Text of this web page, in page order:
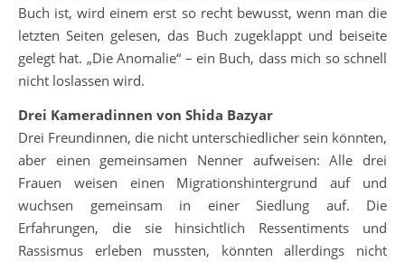
Buch ist, wird einem erst so recht bewusst, wenn man die
letzten Seiten gelesen, das Buch zugeklappt und beiseite
gelegt hat. „Die Anomalie“ – ein Buch, dass mich so schnell
nicht loslassen wird.
Drei Kameradinnen von Shida Bazyar
Drei Freundinnen, die nicht unterschiedlicher sein könnten,
aber einen gemeinsamen Nenner aufweisen: Alle drei
Frauen weisen einen Migrationshintergrund auf und
wuchsen gemeinsam in einer Siedlung auf. Die
Erfahrungen, die sie hinsichtlich Ressentiments und
Rassismus erleben mussten, könnten allerdings nicht